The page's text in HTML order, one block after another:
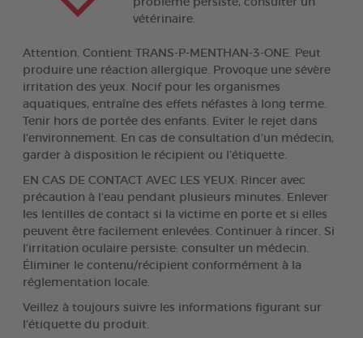
vétérinaire.
Attention. Contient TRANS-P-MENTHAN-3-ONE. Peut
produire une réaction allergique. Provoque une sévère
irritation des yeux. Nocif pour les organismes
aquatiques, entraîne des effets néfastes à long terme.
Tenir hors de portée des enfants. Eviter le rejet dans
l'environnement. En cas de consultation d’un médecin,
garder à disposition le récipient ou l’étiquette.
EN CAS DE CONTACT AVEC LES YEUX: Rincer avec
précaution à l'eau pendant plusieurs minutes. Enlever
les lentilles de contact si la victime en porte et si elles
peuvent être facilement enlevées. Continuer à rincer. Si
l’irritation oculaire persiste: consulter un médecin.
Éliminer le contenu/récipient conformément à la
réglementation locale.
Veillez à toujours suivre les informations figurant sur
l’étiquette du produit.